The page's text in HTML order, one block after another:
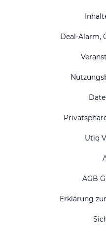
Deal-Alarm,
Utiq
AGB
Erklärung